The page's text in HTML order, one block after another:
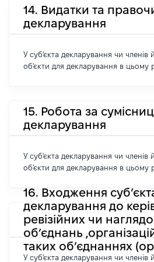
14. Видатки та
декларування
У суб'єкта декларування чи членів
об'єкти для декларування в цьому
15. Робота за
декларування
У суб'єкта декларування чи членів
об'єкти для декларування в цьому
16. Входження
декларування до
ревізійних чи
об’єднань
таких об’єднаннях
У суб'єкта декларування чи членів